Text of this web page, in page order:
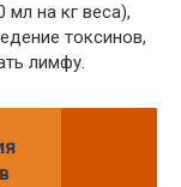
на кг веса),
токсинов,
лимфу.